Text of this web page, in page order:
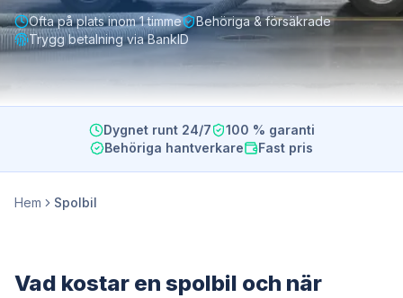
Ofta på plats inom 1 timme
Behöriga & försäkrade
Trygg betalning via BankID
Dygnet runt 24/7
100 % garanti
Behöriga hantverkare
Fast pris
Hem Spolbil
Vad kostar en spolbil och när